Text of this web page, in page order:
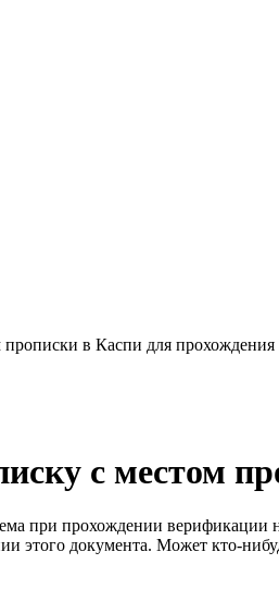
в Каспи для прохождения
с местом
при прохождении
этого документа. Может кто-